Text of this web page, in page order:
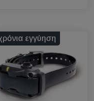
εγγύηση